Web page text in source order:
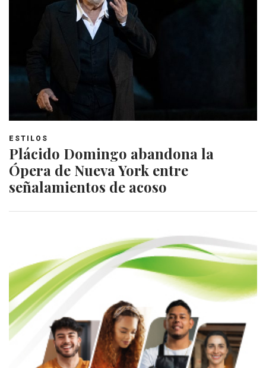
ESTILOS
Plácido Domingo abandona la
Ópera de Nueva York entre
señalamientos de acoso